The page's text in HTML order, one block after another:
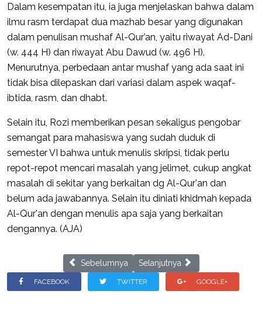
Dalam kesempatan itu, ia juga menjelaskan bahwa dalam
ilmu rasm terdapat dua mazhab besar yang digunakan
dalam penulisan mushaf Al-Qur’an, yaitu riwayat Ad-Dani
(w. 444 H) dan riwayat Abu Dawud (w. 496 H).
Menurutnya, perbedaan antar mushaf yang ada saat ini
tidak bisa dilepaskan dari variasi dalam aspek waqaf-
ibtida, rasm, dan dhabt.
Selain itu, Rozi memberikan pesan sekaligus pengobar
semangat para mahasiswa yang sudah duduk di
semester VI bahwa untuk menulis skripsi, tidak perlu
repot-repot mencari masalah yang jelimet, cukup angkat
masalah di sekitar yang berkaitan dg Al-Qur'an dan
belum ada jawabannya. Selain itu diniati khidmah kepada
Al-Qur'an dengan menulis apa saja yang berkaitan
dengannya. (AJA)
Previous article: Liburan Sekolah, BQMI Adakan
Sebelumnya Next article: Perkuat Ilmu Rasm
Selanjutnya
FACEBOOK TWITTER GOOGLE+